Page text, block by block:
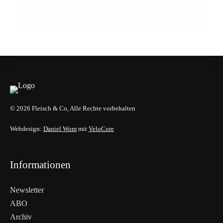
© 2026 Fleisch & Co, Alle Rechte vorbehalten
Webdesign: Daniel Wom mit VeloCore
Informationen
Newsletter
ABO
Archiv